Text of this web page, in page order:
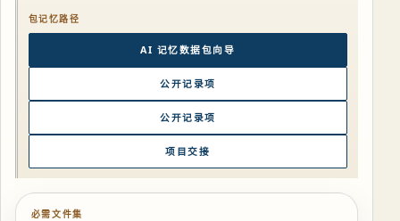
包记忆路径
AI 记忆数据包向导
公开记录项
公开记录项
项目交接
必需文件集